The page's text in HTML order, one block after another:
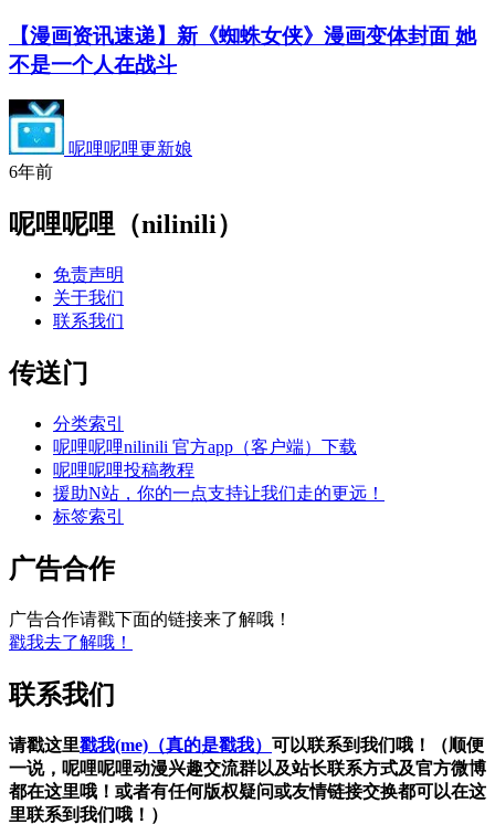
【漫画资讯速递】新《蜘蛛女侠》漫画变体封面 她
不是一个人在战斗
呢哩呢哩更新娘
6年前
呢哩呢哩（nilinili）
免责声明
关于我们
联系我们
传送门
分类索引
呢哩呢哩nilinili 官方app（客户端）下载
呢哩呢哩投稿教程
援助N站，你的一点支持让我们走的更远！
标签索引
广告合作
广告合作请戳下面的链接来了解哦！
戳我去了解哦！
联系我们
请戳这里戳我(me)（真的是戳我） 可以联系到我们哦！（顺便
一说，呢哩呢哩动漫兴趣交流群以及站长联系方式及官方微博
都在这里哦！或者有任何版权疑问或友情链接交换都可以在这
里联系到我们哦！）